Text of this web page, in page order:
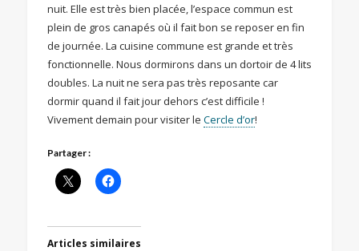
nuit. Elle est très bien placée, l’espace commun est
plein de gros canapés où il fait bon se reposer en fin
de journée. La cuisine commune est grande et très
fonctionnelle. Nous dormirons dans un dortoir de 4 lits
doubles. La nuit ne sera pas très reposante car
dormir quand il fait jour dehors c’est difficile !
Vivement demain pour visiter le Cercle d’or!
Partager :
Articles similaires